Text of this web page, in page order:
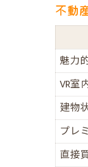
不動
魅力
VR室
建物
プレ
直接